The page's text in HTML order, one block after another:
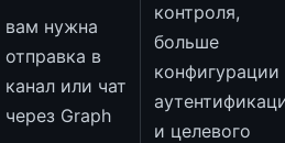
вам нужна
отправка в
канал или чат
через Graph
контроля,
больше
конфигурации
и целевого